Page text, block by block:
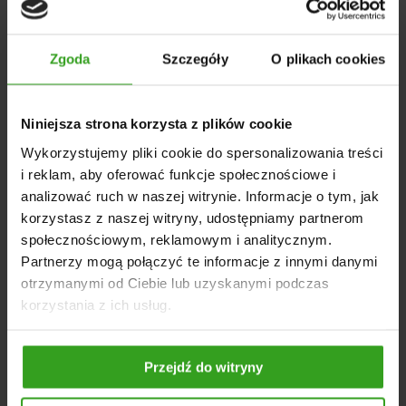
Zgoda Szczegóły O plikach cookies
Niniejsza strona korzysta z plików cookie
Wykorzystujemy pliki cookie do spersonalizowania treści
i reklam, aby oferować funkcje społecznościowe i
analizować ruch w naszej witrynie. Informacje o tym, jak
korzystasz z naszej witryny, udostępniamy partnerom
społecznościowym, reklamowym i analitycznym.
Partnerzy mogą połączyć te informacje z innymi danymi
otrzymanymi od Ciebie lub uzyskanymi podczas
korzystania z ich usług.
Przejdź do witryny
kompatybilny z większością standardowych instalacji
Solidna konstrukcja i wysokiej jakości materiały użyte do
produkcji zapewniają odporność na działanie czynników
trwałość oraz uniwersalne zastosowanie do przyczep i
maszyn.
DANE TECHNICZNE
model: GMPJH105BLH
mocowanie na silny magnes
nowoczesne oświetlenie LED
18 diod LED w każdej lampie
napięcie pracy: 12V
długość przewodów od lamp do rozdzielnika: 2,5 m